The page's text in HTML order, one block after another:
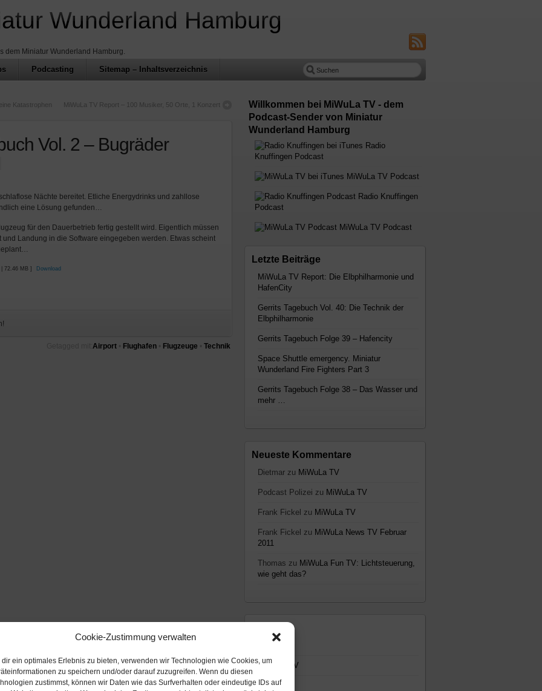
Cookie-Zustimmung verwalten
dir ein optimales Erlebnis zu bieten, verwenden wir Technologien wie Cookies, um
zu speichern und/oder darauf zuzugreifen. Wenn du diesen
zustimmst, können wir Daten wie das Surfverhalten oder eindeutige IDs auf
Wunderland Hamburg
dem Miniatur Wunderland Hamburg.
Podcasting Sitemap – Inhaltsverzeichnis
Katastrophen MiWuLa TV Report – 100 Musiker, 50 Orte, 1 Konzert
Vol. 2 – Bugräder
Nächte bereitet. Etliche Energydrinks und zahllose
eine Lösung gefunden…
für den Dauerbetrieb fertig gestellt wird. Eigentlich müssen
Landung in die Software eingegeben werden. Etwas scheint
| 72.46 MB ] Download
Airport Flughafen Flugzeuge Technik
Willkommen bei MiWuLa TV - dem
Podcast-Sender von Miniatur
Wunderland Hamburg
Radio
Knuffingen Podcast
MiWuLa TV Podcast
Radio Knuffingen
Podcast
MiWuLa TV Podcast
Letzte Beiträge
MiWuLa TV Report: Die Elbphilharmonie und
HafenCity
Gerrits Tagebuch Vol. 40: Die Technik der
Elbphilharmonie
Gerrits Tagebuch Folge 39 – Hafencity
Space Shuttle emergency. Miniatur
Wunderland Fire Fighters Part 3
Gerrits Tagebuch Folge 38 – Das Wasser und
mehr …
Neueste Kommentare
Dietmar zu MiWuLa TV
Podcast Polizei zu MiWuLa TV
Frank Fickel zu MiWuLa TV
Frank Fickel zu MiWuLa News TV Februar
2011
Thomas zu MiWuLa Fun TV: Lichtsteuerung,
wie geht das?
MiWuLa TV
Podcast